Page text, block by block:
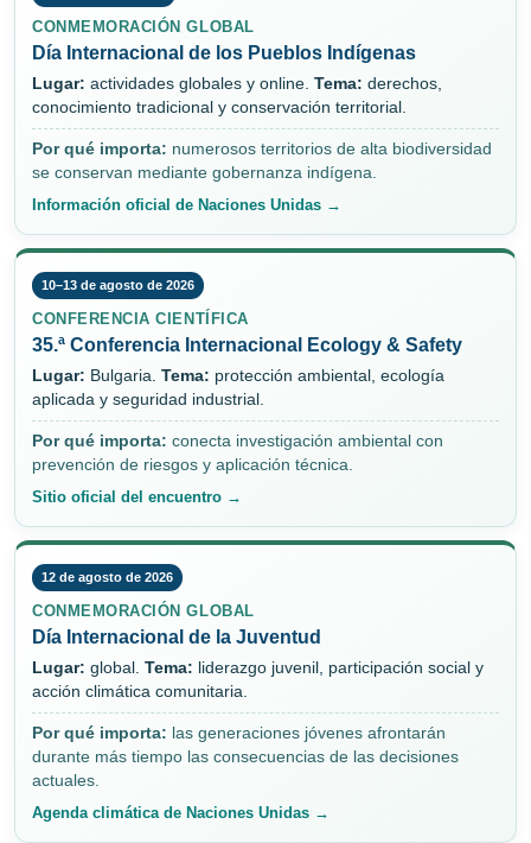
CONMEMORACIÓN GLOBAL
Día Internacional de los Pueblos Indígenas
Lugar: actividades globales y online. Tema: derechos,
conocimiento tradicional y conservación territorial.
Por qué importa: numerosos territorios de alta biodiversidad
se conservan mediante gobernanza indígena.
Información oficial de Naciones Unidas →
10–13 de agosto de 2026
CONFERENCIA CIENTÍFICA
35.ª Conferencia Internacional Ecology & Safety
Lugar: Bulgaria. Tema: protección ambiental, ecología
aplicada y seguridad industrial.
Por qué importa: conecta investigación ambiental con
prevención de riesgos y aplicación técnica.
Sitio oficial del encuentro →
12 de agosto de 2026
CONMEMORACIÓN GLOBAL
Día Internacional de la Juventud
Lugar: global. Tema: liderazgo juvenil, participación social y
acción climática comunitaria.
Por qué importa: las generaciones jóvenes afrontarán
durante más tiempo las consecuencias de las decisiones
actuales.
Agenda climática de Naciones Unidas →